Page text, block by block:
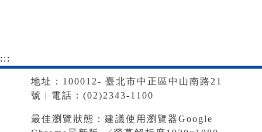
:::
地址：100012- 臺北市中正區中山南路21
號 | 電話：(02)2343-1100
最佳瀏覽狀態：建議使用瀏覽器Google